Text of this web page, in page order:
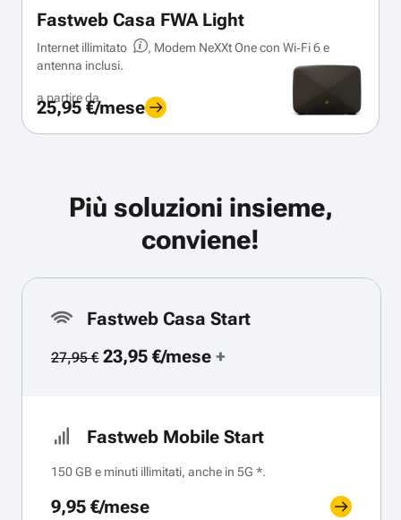
Fastweb Casa FWA Light
Internet illimitato
, Modem NeXXt One con Wi‑Fi 6 e
antenna inclusi.
a partire da
25,95 €/mese
Più soluzioni insieme,
conviene!
Fastweb Casa Start
27,95 €23,95 €/mese+
Fastweb Mobile Start
150 GB e minuti illimitati, anche in 5G *.
9,95 €/mese